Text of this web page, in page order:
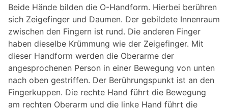
Beide Hände bilden die O-Handform. Hierbei berühren
sich Zeigefinger und Daumen. Der gebildete Innenraum
zwischen den Fingern ist rund. Die anderen Finger
haben dieselbe Krümmung wie der Zeigefinger. Mit
dieser Handform werden die Oberarme der
angesprochenen Person in einer Bewegung von unten
nach oben gestriffen. Der Berührungspunkt ist an den
Fingerkuppen. Die rechte Hand führt die Bewegung
am rechten Oberarm und die linke Hand führt die